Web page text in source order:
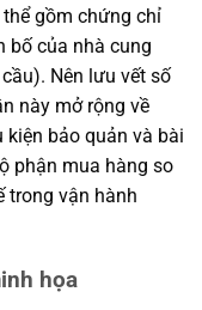
gồm chứng chỉ
bố của nhà cung
Nên lưu vết số
này mở rộng về
kiện bảo quản và bài
phận mua hàng so
trong vận hành
họa